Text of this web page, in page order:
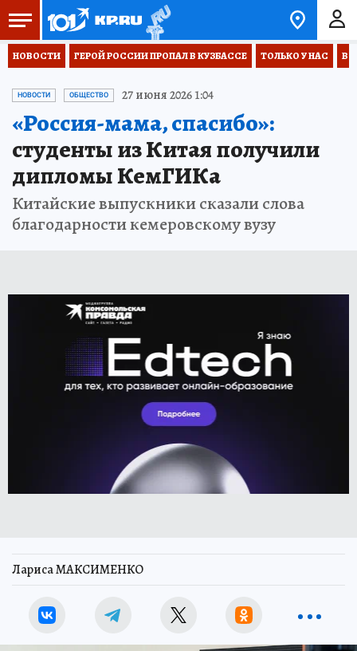
НОВОСТИ ГЕРОЙ РОССИИ ПРОПАЛ В КУЗБАССЕ ТОЛЬКО У НАС
НОВОСТИ ОБЩЕСТВО 27 июня 2026 1:04
«Россия-мама, спасибо»:
студенты из Китая получили
дипломы КемГИКа
Китайские выпускники сказали слова
благодарности кемеровскому вузу
Лариса МАКСИМЕНКО